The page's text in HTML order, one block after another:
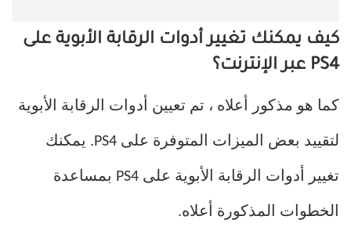
كيف يمكنك تغيير أدوات الرقابة الأبوية على
PS4 عبر الإنترنت؟
كما هو مذكور أعلاه ، تم تعيين أدوات الرقابة الأبوية
لتقييد بعض الميزات المتوفرة على PS4. يمكنك
تغيير أدوات الرقابة الأبوية على PS4 بمساعدة
الخطوات المذكورة أعلاه.